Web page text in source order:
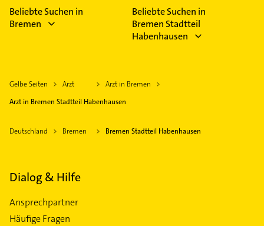
Beliebte Suchen in
Bremen
Beliebte Suchen in
Bremen Stadtteil
Habenhausen
Gelbe Seiten Arzt
Arzt in Bremen
Arzt in Bremen Stadtteil Habenhausen
Deutschland Bremen Bremen Stadtteil Habenhausen
Dialog & Hilfe
Ansprechpartner
Häufige Fragen